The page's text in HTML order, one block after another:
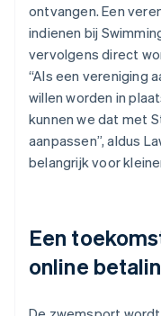
ontvangen. Een
indienen bij
vervolgens direct
“Als een vereniging
willen worden in
kunnen we dat met
aanpassen”, aldus
belangrijk voor
Een
online